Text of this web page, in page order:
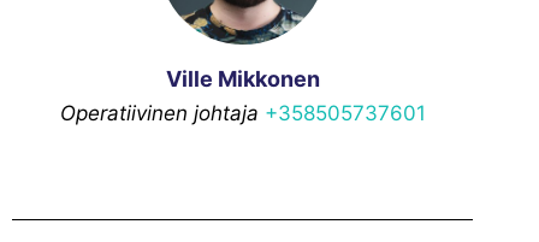
Ville Mikkonen
Operatiivinen johtaja +358505737601